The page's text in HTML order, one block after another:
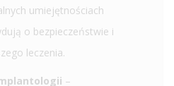
umiejętnościach
o bezpieczeństwie i
leczenia.
–